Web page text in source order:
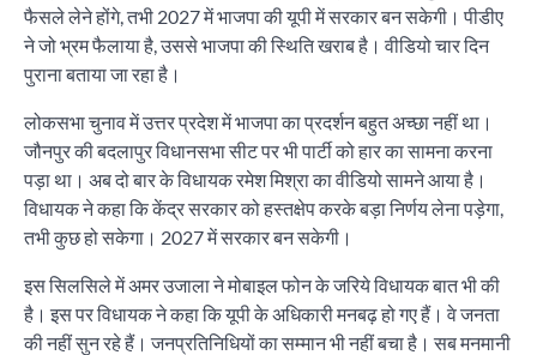
फैसले लेने होंगे, तभी 2027 में भाजपा की यूपी में सरकार बन सकेगी। पीडीए
ने जो भ्रम फैलाया है, उससे भाजपा की स्थिति खराब है। वीडियो चार दिन
पुराना बताया जा रहा है।
लोकसभा चुनाव में उत्तर प्रदेश में भाजपा का प्रदर्शन बहुत अच्छा नहीं था।
जौनपुर की बदलापुर विधानसभा सीट पर भी पार्टी को हार का सामना करना
पड़ा था। अब दो बार के विधायक रमेश मिश्रा का वीडियो सामने आया है।
विधायक ने कहा कि केंद्र सरकार को हस्तक्षेप करके बड़ा निर्णय लेना पड़ेगा,
तभी कुछ हो सकेगा। 2027 में सरकार बन सकेगी।
इस सिलसिले में अमर उजाला ने मोबाइल फोन के जरिये विधायक बात भी की
है। इस पर विधायक ने कहा कि यूपी के अधिकारी मनबढ़ हो गए हैं। वे जनता
की नहीं सुन रहे हैं। जनप्रतिनिधियों का सम्मान भी नहीं बचा है। सब मनमानी